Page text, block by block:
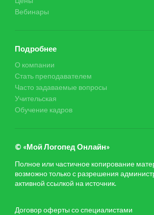
Вебинары
Подробнее
О компании
Стать преподавателем
Часто задаваемые вопросы
Учительская
Обучение кадров
© «Мой Логопед Онлайн»
Полное или частичное копирование
возможно только с разрешения
активной ссылкой на источник.
Договор оферты со специалистами